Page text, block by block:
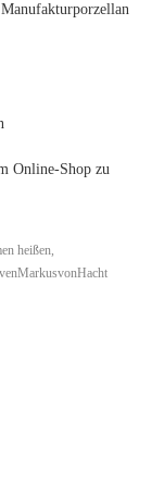
Online-Shop zu
heißen,